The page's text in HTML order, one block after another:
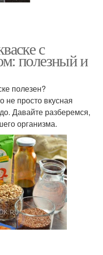
с
полезный и
полезен?
не просто вкусная
Давайте разберемся,
организма.